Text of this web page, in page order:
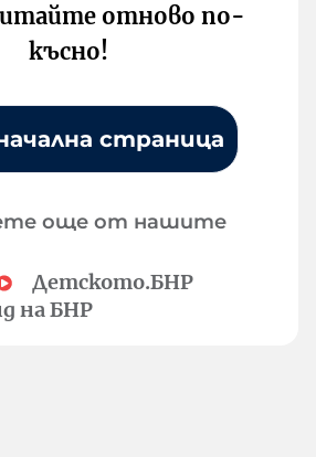
отново по-
късно!
страница
още от нашите
Детското.БНР
на БНР